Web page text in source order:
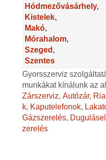
Hódmezővásárhely,
Kistelek,
Makó,
Mórahalom,
Szeged ,
Szentes
Gyorsszerviz
munkákat kínálunk az
Zárszerviz, Autózár,
k, Kaputelefonok,
Gázszerelés,
zerelés